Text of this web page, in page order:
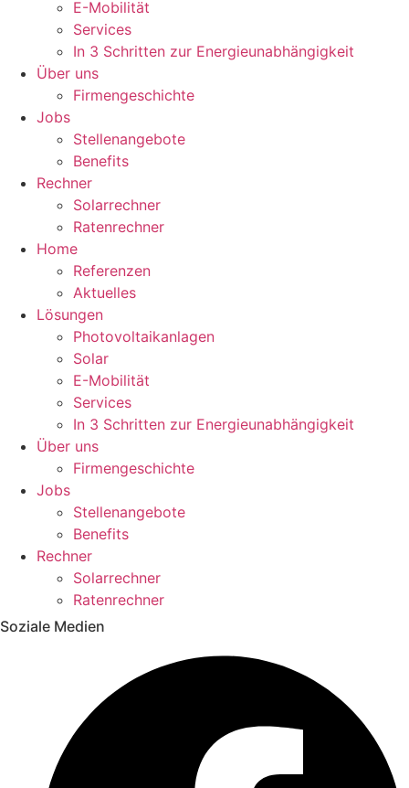
E-Mobilität
Services
In 3 Schritten zur Energieunabhängigkeit
Über uns
Firmengeschichte
Jobs
Stellenangebote
Benefits
Rechner
Solarrechner
Ratenrechner
Home
Referenzen
Aktuelles
Lösungen
Photovoltaikanlagen
Solar
E-Mobilität
Services
In 3 Schritten zur Energieunabhängigkeit
Über uns
Firmengeschichte
Jobs
Stellenangebote
Benefits
Rechner
Solarrechner
Ratenrechner
Soziale Medien